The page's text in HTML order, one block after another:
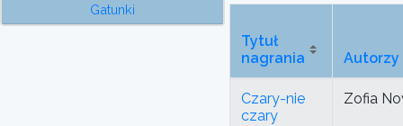
Gatunki
Tytuł
nagrania
Autorzy
Czary-nie
czary
Zofia